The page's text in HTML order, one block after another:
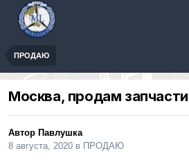
ПРОДАЮ
Москва, продам запчасти
Автор Павлушка
8 августа, 2020 в ПРОДАЮ